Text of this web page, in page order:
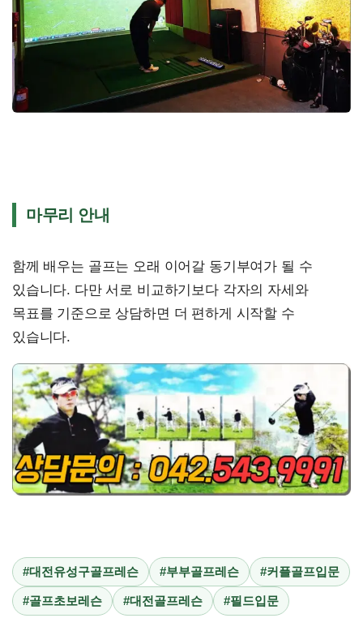
마무리 안내
함께 배우는 골프는 오래 이어갈 동기부여가 될 수
있습니다. 다만 서로 비교하기보다 각자의 자세와
목표를 기준으로 상담하면 더 편하게 시작할 수
있습니다.
#대전유성구골프레슨 #부부골프레슨 #커플골프입문
#골프초보레슨 #대전골프레슨 #필드입문